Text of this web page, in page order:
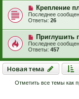
Крепление
Последнее
Ответы: 26
Приглушить
Последнее
Ответы: 457
Новая тема
Новаятема
Отметить все темы как